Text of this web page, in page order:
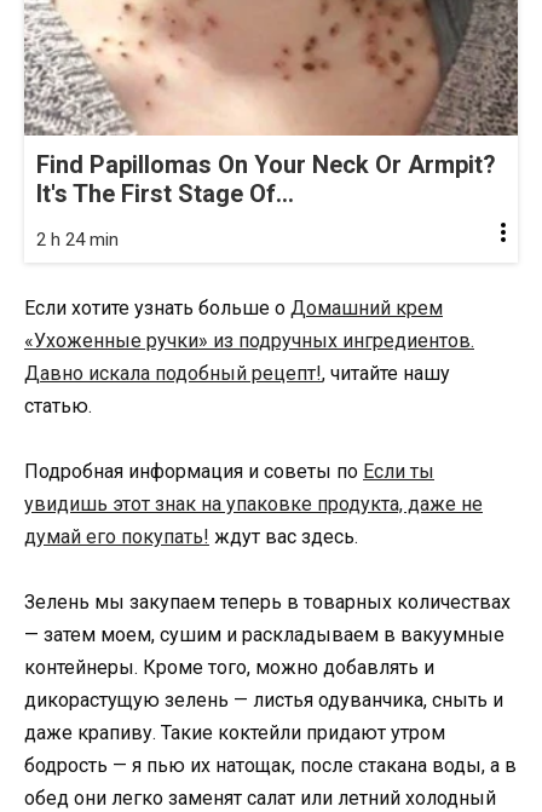
Find Papillomas On Your Neck Or Armpit?
It's The First Stage Of...
2 h 24 min
Если хотите узнать больше о Домашний крем
«Ухоженные ручки» из подручных ингредиентов.
Давно искала подобный рецепт!, читайте нашу
статью.
Подробная информация и советы по Если ты
увидишь этот знак на упаковке продукта, даже не
думай его покупать! ждут вас здесь.
Зелень мы закупаем теперь в товарных количествах
— затем моем, сушим и раскладываем в вакуумные
контейнеры. Кроме того, можно добавлять и
дикорастущую зелень — листья одуванчика, сныть и
даже крапиву. Такие коктейли придают утром
бодрость — я пью их натощак, после стакана воды, а в
обед они легко заменят салат или летний холодный